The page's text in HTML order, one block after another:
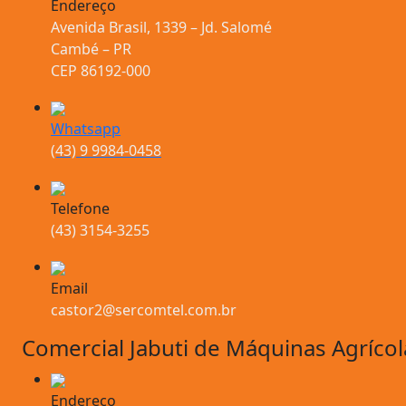
Endereço
Avenida Brasil, 1339 – Jd. Salomé
Cambé – PR
CEP 86192-000
Whatsapp
(43) 9 9984-0458
Telefone
(43) 3154-3255
Email
castor2@sercomtel.com.br
Comercial Jabuti de Máquinas
Endereço